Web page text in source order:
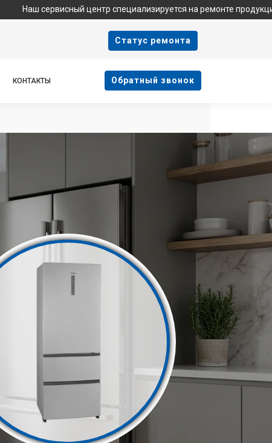
центр специализируется на ремонте продукции Haier
Cтатус ремонта
КОНТАКТЫ Oбратный звонок